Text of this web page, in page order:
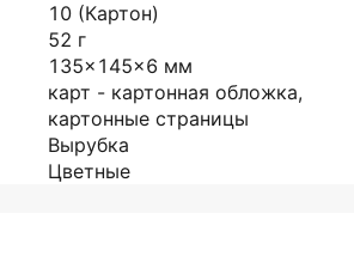
10 (Картон)
52 г
135x145x6 мм
карт - картонная обложка,
картонные страницы
Вырубка
Цветные